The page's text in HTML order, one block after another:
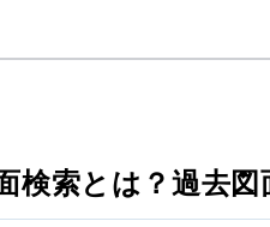
検索とは？過去